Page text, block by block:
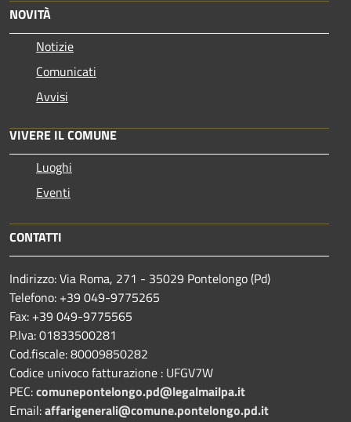
NOVITÀ
Notizie
Comunicati
Avvisi
VIVERE IL COMUNE
Luoghi
Eventi
CONTATTI
Indirizzo: Via Roma, 271 - 35029 Pontelongo (Pd)
Telefono: +39 049-9775265
Fax: +39 049-9775565
P.Iva: 01833500281
Cod.fiscale: 80009850282
Codice univoco fatturazione : UFGV7W
PEC:comunepontelongo.pd@legalmailpa.it
Email:affarigenerali@comune.pontelongo.pd.it